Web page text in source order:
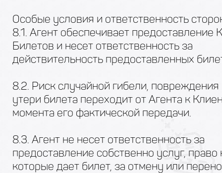
Особые условия и ответственность
8.1. Агент обеспечивает предоставление
Билетов и несет ответственность за
действительность предоставленных
8.2. Риск случайной гибели, повреждения
утери билета переходит от Агента к
момента его фактической передачи.
8.3. Агент не несет ответственность за
предоставление собственно услуг, право
которые дает билет, за отмену или